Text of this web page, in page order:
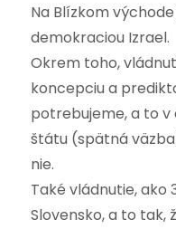
Na Blízkom
demokraciou Izrael.
Okrem toho,
koncepciu a
potrebujeme, a to
štátu (spätná
nie.
Také vládnutie, ako
Slovensko, a to tak,